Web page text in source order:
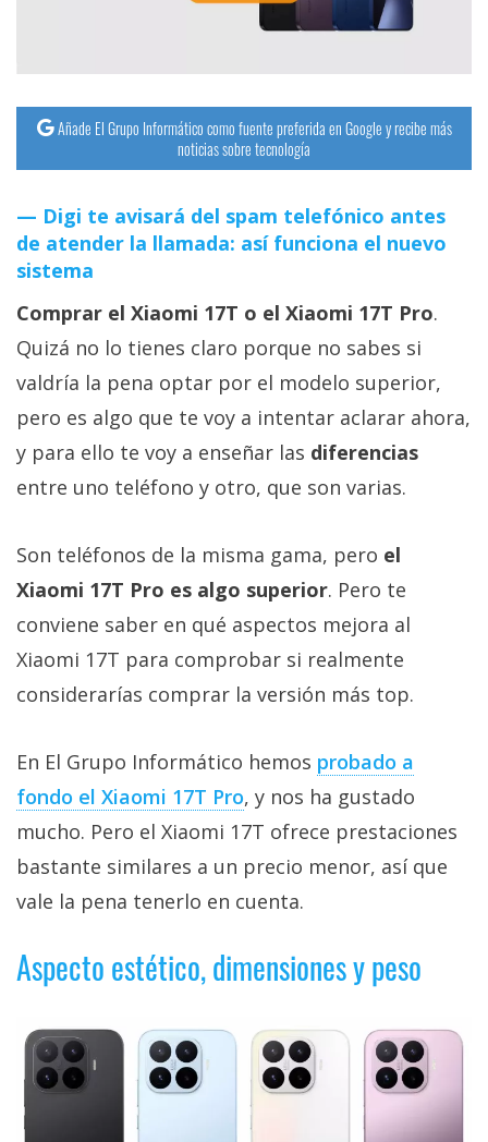
Trucos
y
Tutoriales
Sistemas
operativos
Profesional
+
Más
temas
Sorteos
Foros
Contacto
/
/
Publicidad
/
Cambiar
opciones
de
/
Aviso
El medio de
comunicación
digital donde
Añade El Grupo Informático como fuente preferida en Google y recibe más
noticias sobre tecnología
Digi te avisará del spam telefónico antes
de atender la llamada: así funciona el nuevo
sistema
Comprar el Xiaomi 17T o el Xiaomi 17T Pro.
Quizá no lo tienes claro porque no sabes si
valdría la pena optar por el modelo superior,
pero es algo que te voy a intentar aclarar ahora,
y para ello te voy a enseñar las diferencias
entre uno teléfono y otro, que son varias.
Son teléfonos de la misma gama, pero el
Xiaomi 17T Pro es algo superior. Pero te
conviene saber en qué aspectos mejora al
Xiaomi 17T para comprobar si realmente
considerarías comprar la versión más top.
En El Grupo Informático hemos probado a
fondo el Xiaomi 17T Pro, y nos ha gustado
mucho. Pero el Xiaomi 17T ofrece prestaciones
bastante similares a un precio menor, así que
vale la pena tenerlo en cuenta.
Aspecto estético, dimensiones y peso